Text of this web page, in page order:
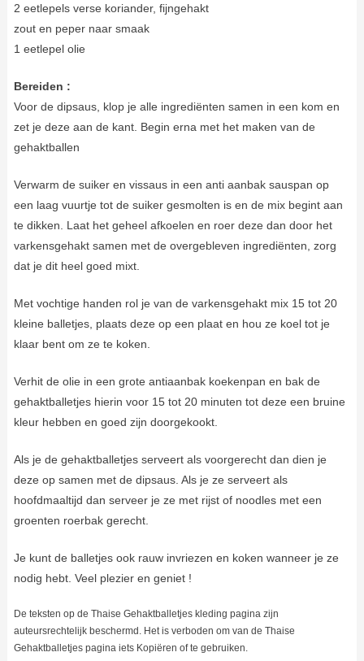
2 eetlepels verse koriander, fijngehakt
zout en peper naar smaak
1 eetlepel olie
Bereiden :
Voor de dipsaus, klop je alle ingrediënten samen in een kom en
zet je deze aan de kant. Begin erna met het maken van de
gehaktballen
Verwarm de suiker en vissaus in een anti aanbak sauspan op
een laag vuurtje tot de suiker gesmolten is en de mix begint aan
te dikken. Laat het geheel afkoelen en roer deze dan door het
varkensgehakt samen met de overgebleven ingrediënten, zorg
dat je dit heel goed mixt.
Met vochtige handen rol je van de varkensgehakt mix 15 tot 20
kleine balletjes, plaats deze op een plaat en hou ze koel tot je
klaar bent om ze te koken.
Verhit de olie in een grote antiaanbak koekenpan en bak de
gehaktballetjes hierin voor 15 tot 20 minuten tot deze een bruine
kleur hebben en goed zijn doorgekookt.
Als je de gehaktballetjes serveert als voorgerecht dan dien je
deze op samen met de dipsaus. Als je ze serveert als
hoofdmaaltijd dan serveer je ze met rijst of noodles met een
groenten roerbak gerecht.
Je kunt de balletjes ook rauw invriezen en koken wanneer je ze
nodig hebt. Veel plezier en geniet !
De teksten op de Thaise Gehaktballetjes kleding pagina zijn
auteursrechtelijk beschermd. Het is verboden om van de Thaise
Gehaktballetjes pagina iets Kopiëren of te gebruiken.